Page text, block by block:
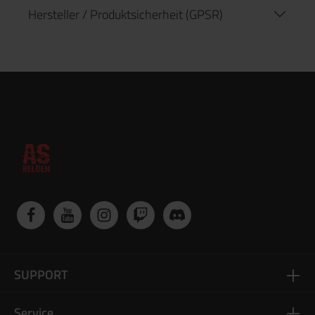
Hersteller / Produktsicherheit (GPSR)
SUPPORT